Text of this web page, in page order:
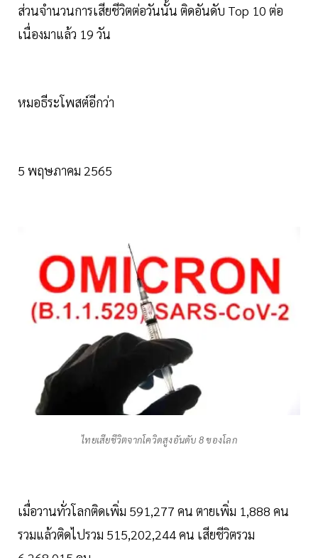
ส่วนจำนวนการเสียชีวิตต่อวันนั้น ติดอันดับ Top 10 ต่อ
เนื่องมาแล้ว 19 วัน
หมอธีระโพสต์อีกว่า
5 พฤษภาคม 2565
ไทยเสียชีวิตจากโควิดสูงอันดับ 8 ของโลก
เมื่อวานทั่วโลกติดเพิ่ม 591,277 คน ตายเพิ่ม 1,888 คน
รวมแล้วติดไปรวม 515,202,244 คน เสียชีวิตรวม